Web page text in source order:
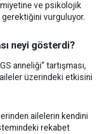
ve psikolojik
gerektiğini vurguluyor.
neyi gösterdi?
anneliği” tartışması,
üzerindeki etkisini
ailelerin kendini
rekabet